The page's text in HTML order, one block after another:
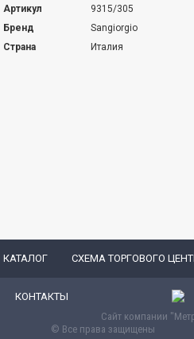
Артикул
9315/305
Бренд
Sangiorgio
Страна
Италия
КАТАЛОГ СХЕМА ТОРГОВОГО
КОНТАКТЫ
Сайт компании
© Все права защищены